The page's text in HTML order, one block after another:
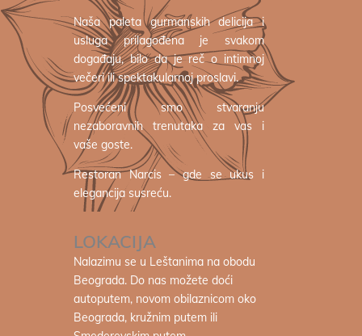
Naša paleta gurmanskih delicija i
usluga prilagođena je svakom
događaju, bilo da je reč o intimnoj
večeri ili spektakularnoj proslavi.
Posvećeni smo stvaranju
nezaboravnih trenutaka za vas i
vaše goste.
Restoran Narcis – gde se ukus i
elegancija susreću.
LOKACIJA
Nalazimu se u Leštanima na obodu
Beograda. Do nas možete doći
autoputem, novom obilaznicom oko
Beograda, kružnim putem ili